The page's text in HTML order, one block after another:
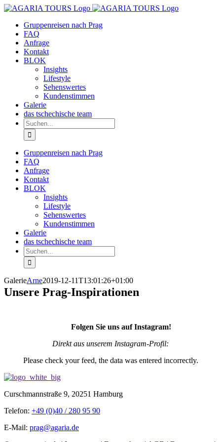
Zum
springenGruppenreisen nach Prag
FAQ
Anfrage
Kontakt
BLOK
Insights
Lifestyle
Sehenswertes
Kundenstimmen
Galerie
das tschechische team
Suche
nach:
Gruppenreisen nach Prag
FAQ
Anfrage
Kontakt
BLOK
Insights
Lifestyle
Sehenswertes
Kundenstimmen
Galerie
das tschechische team
Suche
nach:
GalerieArne2019-12-11T13:01:26+01:00
Unsere Prag-Inspirationen
Folgen Sie uns auf Instagram!
Direkt aus unserem Instagram-Profil:
Please check your feed, the data was entered incorrectly.
Curschmannstraße 9, 20251 Hamburg
Telefon: +49 (0)40 / 280 95 90
E-Mail: prag@agaria.de